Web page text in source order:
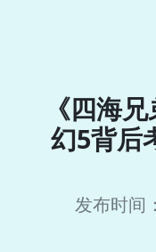
《四海
幻5背后
发布时间